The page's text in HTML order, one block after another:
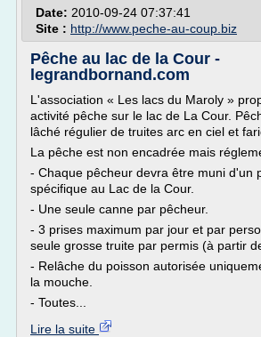
Date: 2010-09-24 07:37:41
Site : http://www.peche-au-coup.biz
Pêche au lac de la Cour -
legrandbornand.com
L'association « Les lacs du Maroly »
activité pêche sur le lac de La Cour.
lâché régulier de truites arc en ciel et
La pêche est non encadrée mais
- Chaque pêcheur devra être muni d'un
spécifique au Lac de la Cour.
- Une seule canne par pêcheur.
- 3 prises maximum par jour et par
seule grosse truite par permis (à partir
- Relâche du poisson autorisée
la mouche.
- Toutes...
Lire la suite